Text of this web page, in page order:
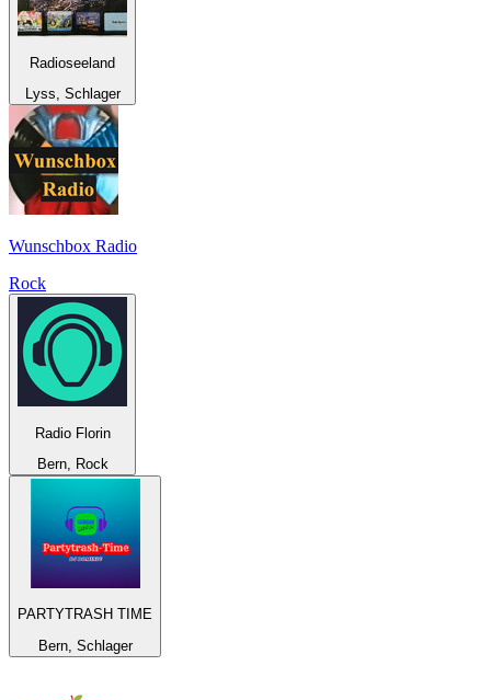
Radioseeland
Lyss, Schlager
Wunschbox Radio
Rock
Radio Florin
Bern, Rock
PARTYTRASH TIME
Bern, Schlager